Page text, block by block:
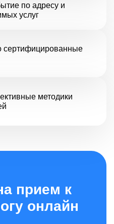
по адресу и
услуг
сертифицированные
методики
прием к
онлайн